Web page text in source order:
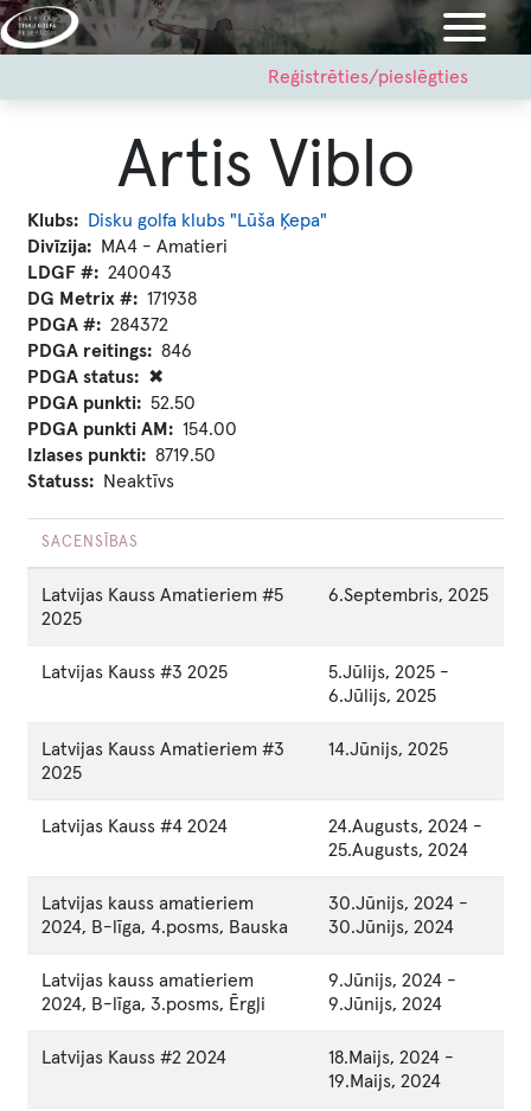
Pārlekt
uz
menu
Reģistrēties/pieslēgties
Artis Viblo
Klubs
Disku golfa klubs "Lūša Ķepa"
Divīzija
MA4 - Amatieri
LDGF #
240043
DG Metrix #
171938
PDGA #
284372
PDGA reitings
846
PDGA status
✖
PDGA punkti
52.50
PDGA punkti AM
154.00
Izlases punkti
8719.50
Statuss
Neaktīvs
SACENSĪBAS
Latvijas Kauss Amatieriem #5
2025
6.Septembris, 2025
Latvijas Kauss #3 2025 5.Jūlijs, 2025 -
6.Jūlijs, 2025
Latvijas Kauss Amatieriem #3
2025
14.Jūnijs, 2025
Latvijas Kauss #4 2024 24.Augusts, 2024 -
25.Augusts, 2024
Latvijas kauss amatieriem
2024, B-līga, 4.posms, Bauska
30.Jūnijs, 2024 -
30.Jūnijs, 2024
Latvijas kauss amatieriem
2024, B-līga, 3.posms, Ērgļi
9.Jūnijs, 2024 -
9.Jūnijs, 2024
Latvijas Kauss #2 2024 18.Maijs, 2024 -
19.Maijs, 2024